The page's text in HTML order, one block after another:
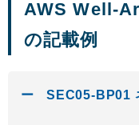
AWS Well-
の記載例
SEC05-BP01